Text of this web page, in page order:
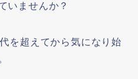
いませんか？
を超えてから気になり始